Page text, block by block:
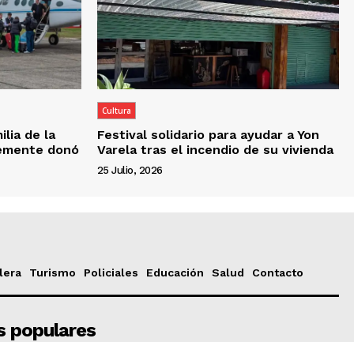
de la
donó
Cultura
Festival solidario para ayudar a Yon
Varela tras el incendio de su vivienda
25 Julio, 2026
Turismo Policiales Educación Salud Contacto
populares